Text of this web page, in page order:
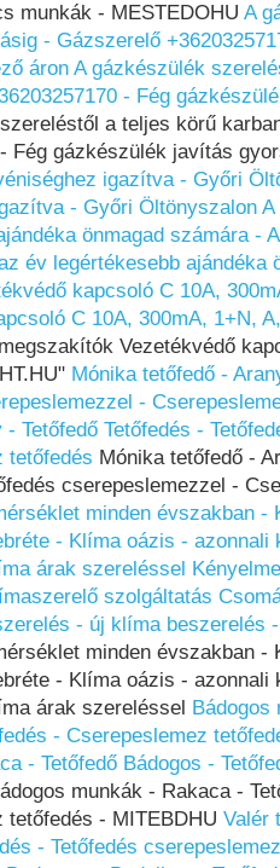
munkák - MESTEDOHU A
- Gázszerelő
áron A gázkészülék
- Fég
a teljes körű
Fég gázkészülék javítás
igazítva - Győri
- Győri Öltönyszalon A
önmagad számára -
év legértékesebb ajándéka
kapcsoló C 10A,
C 10A, 300mA, 1+N,
Vezetékvédő
Mónika tetőfedő -
-
- Tetőfedő Tetőfedés -
tetőfedés Mónika tetőfedő -
cserepeslemezzel -
minden évszakban -
- Klíma oázis -
árak szereléssel
szolgáltatás
- új klíma beszerelés
minden évszakban -
- Klíma oázis -
árak szereléssel Bádogos
- Cserepeslemez
- Tetőfedő Bádogos -
munkák - Rakaca -
tetőfedés - MITEBDHU Valér
- Tetőfedés